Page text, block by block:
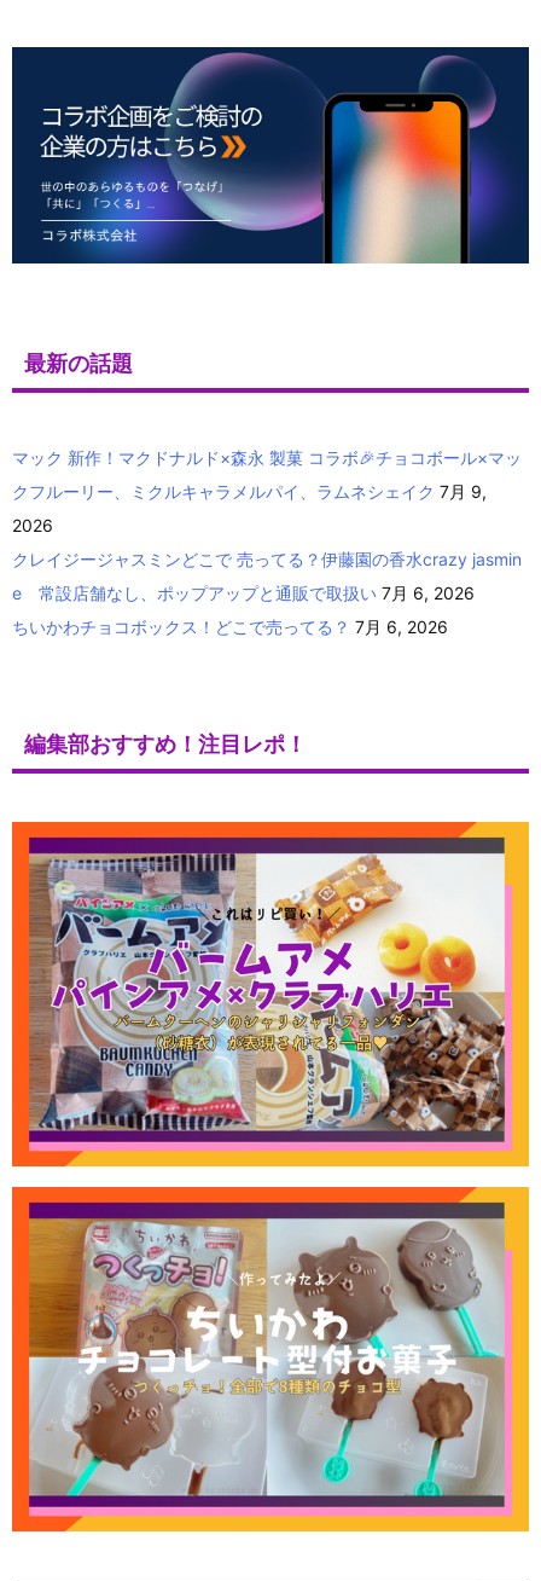
最新の話題
マック 新作！マクドナルド×森永 製菓 コラボ🎉チョコボール×マッ
クフルーリー、ミクルキャラメルパイ、ラムネシェイク 7月 9,
2026
クレイジージャスミンどこで 売ってる？伊藤園の香水crazy jasmin
e 常設店舗なし、ポップアップと通販で取扱い 7月 6, 2026
ちいかわチョコボックス！どこで売ってる？ 7月 6, 2026
編集部おすすめ！注目レポ！